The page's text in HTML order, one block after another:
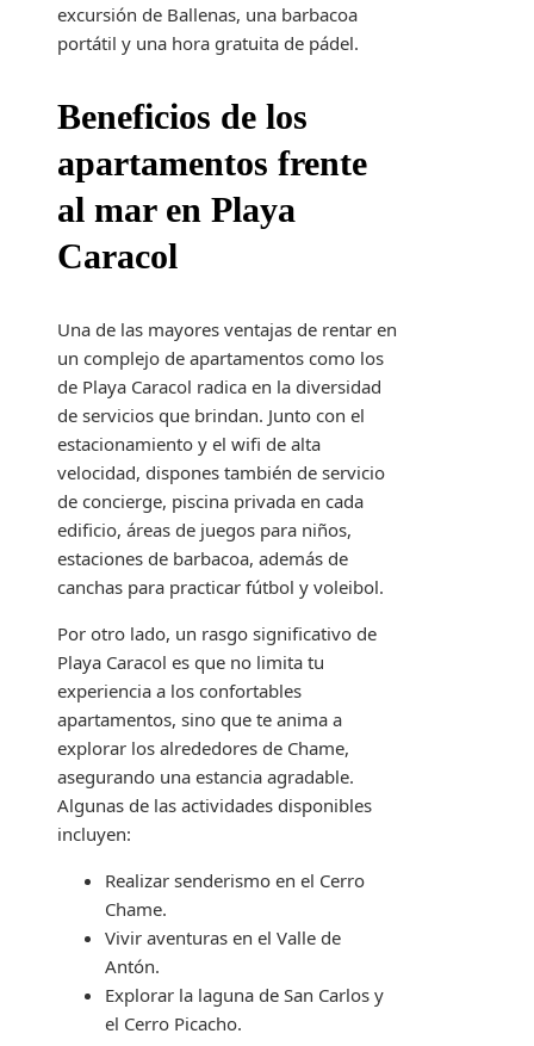
excursión de Ballenas, una barbacoa
portátil y una hora gratuita de pádel.
Beneficios de los
apartamentos frente
al mar en Playa
Caracol
Una de las mayores ventajas de rentar en
un complejo de apartamentos como los
de Playa Caracol radica en la diversidad
de servicios que brindan. Junto con el
estacionamiento y el wifi de alta
velocidad, dispones también de servicio
de concierge, piscina privada en cada
edificio, áreas de juegos para niños,
estaciones de barbacoa, además de
canchas para practicar fútbol y voleibol.
Por otro lado, un rasgo significativo de
Playa Caracol es que no limita tu
experiencia a los confortables
apartamentos, sino que te anima a
explorar los alrededores de Chame,
asegurando una estancia agradable.
Algunas de las actividades disponibles
incluyen:
Realizar senderismo en el Cerro
Chame.
Vivir aventuras en el Valle de
Antón.
Explorar la laguna de San Carlos y
el Cerro Picacho.